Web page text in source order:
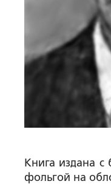
Книга издана
фольгой на